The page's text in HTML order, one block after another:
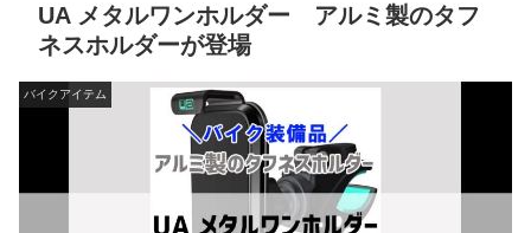
UA メタルワンホルダー アルミ製のタフ
ネスホルダーが登場
バイクアイテム